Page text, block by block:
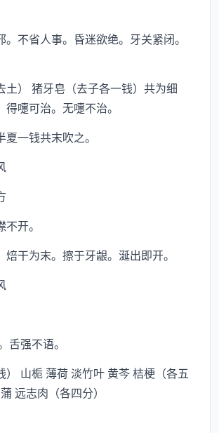
不省人事。昏迷欲绝。牙关紧闭。
） 猪牙皂（去子各一钱）共为细
嚏可治。无嚏不治。
一钱共末吹之。
开。
干为末。擦于牙龈。涎出即开。
强不语。
山栀 薄荷 淡竹叶 黄芩 桔梗（各五
远志肉（各四分）